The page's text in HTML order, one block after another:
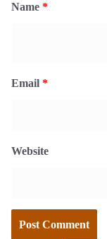
Name *
Email *
Website